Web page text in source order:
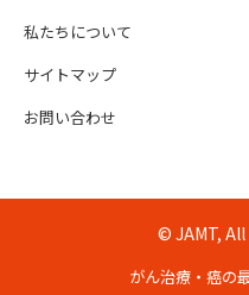
私たちについて
サイトマップ
お問い合わせ
© JAMT,
がん治療・癌の